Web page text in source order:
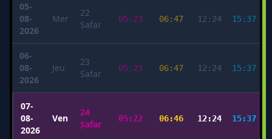
05-
08-
2026
Mer
22
Ṣafar
05:23 06:47 12:24 15:37
06-
08-
2026
Jeu
23
Ṣafar
05:23 06:47 12:24 15:37
07-
08-
2026
Ven
24
Ṣafar
05:22 06:46 12:24 15:37